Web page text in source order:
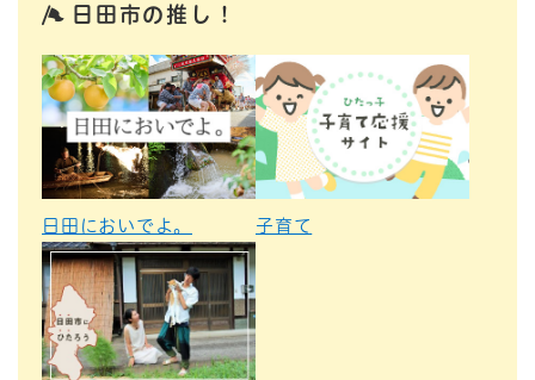
日田市の推し！
日田においでよ。 子育て